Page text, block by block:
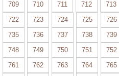
709 710 711 712 713
722 723 724 725 726
735 736 737 738 739
748 749 750 751 752
761 762 763 764 765